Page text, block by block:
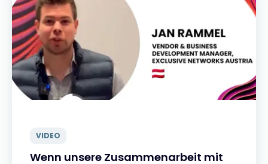
VIDEO
Wenn unsere Zusammenarbeit mit